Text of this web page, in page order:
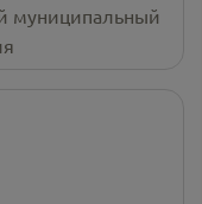
муниципальный